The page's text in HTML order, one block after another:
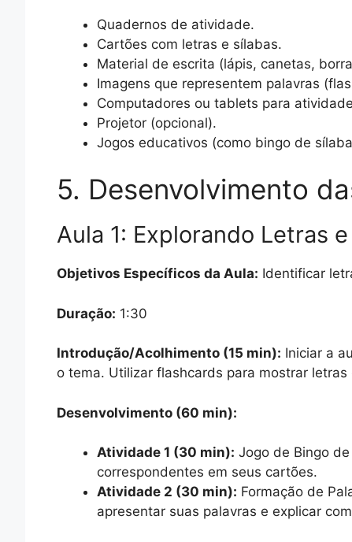
Quadernos de atividade.
Cartões com letras e sílabas.
Material de escrita (lápis, canetas,
Imagens que representem palavras
Computadores ou tablets para
Projetor (opcional).
Jogos educativos (como bingo de
5. Desenvolvimento
Aula 1: Explorando Letras
Objetivos Específicos da Aula: Identificar
Duração: 1:30
Introdução/Acolhimento (15 min): Iniciar a
o tema. Utilizar flashcards para mostrar
Desenvolvimento (60 min):
Atividade 1 (30 min): Jogo de Bingo
correspondentes em seus cartões.
Atividade 2 (30 min): Formação de
apresentar suas palavras e explicar